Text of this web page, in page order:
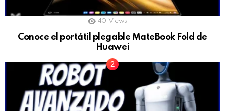
40 Views
Conoce el portátil plegable MateBook Fold de
Huawei